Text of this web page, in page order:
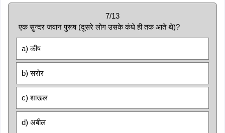
7/13
एक सुन्दर जवान पुरूष (दूसरे लोग उसके कंधे ही तक आते थे)?
a) कीष
b) सरोर
c) शाऊल
d) अबील